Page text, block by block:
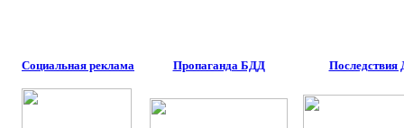
Социальная реклама Пропаганда БДД